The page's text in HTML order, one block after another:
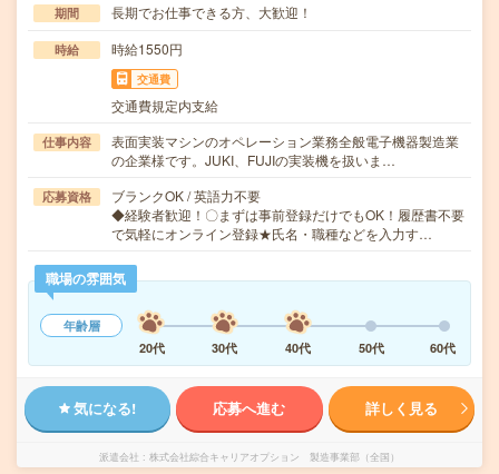
期間 長期でお仕事できる方、大歓迎！
時給 時給1550円
交通費
交通費規定内支給
仕事内容
表面実装マシンのオペレーション業務全般電子機器製造業
の企業様です。JUKI、FUJIの実装機を扱いま…
応募資格
ブランクOK / 英語力不要
◆経験者歓迎！〇まずは事前登録だけでもOK！履歴書不要
で気軽にオンライン登録★氏名・職種などを入力す…
職場の雰囲気
年齢層
20代
30代 40代 50代 60代
気になる! 応募へ進む 詳しく見る
派遣会社 株式会社綜合キャリアオプション 製造事業部（全国）